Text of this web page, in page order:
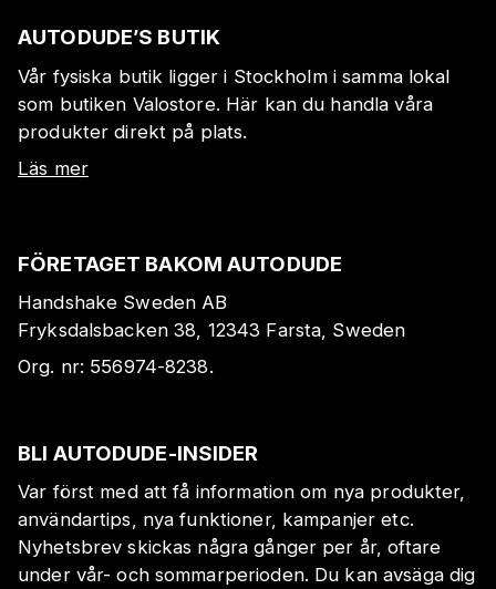
AUTODUDE’S BUTIK
Vår fysiska butik ligger i Stockholm i samma lokal
som butiken Valostore. Här kan du handla våra
produkter direkt på plats.
Läs mer
FÖRETAGET BAKOM AUTODUDE
Handshake Sweden AB
Fryksdalsbacken 38, 12343 Farsta, Sweden
Org. nr: 556974-8238.
BLI AUTODUDE-INSIDER
Var först med att få information om nya produkter,
användartips, nya funktioner, kampanjer etc.
Nyhetsbrev skickas några gånger per år, oftare
under vår- och sommarperioden. Du kan avsäga dig